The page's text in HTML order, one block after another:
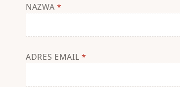
NAZWA*
ADRES EMAIL *